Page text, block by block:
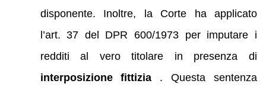
disponente. Inoltre, la Corte ha applicato
l’art. 37 del DPR 600/1973 per imputare i
redditi al vero titolare in presenza di
interposizione fittizia . Questa sentenza